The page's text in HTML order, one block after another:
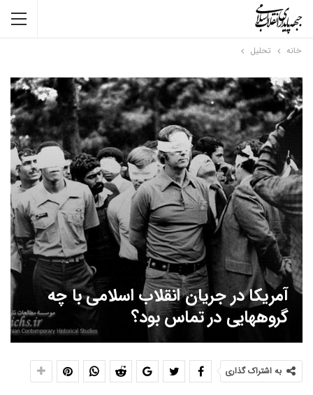
خانه تحلیل
آمریکا در جریان انقلاب اسلامی با چه
گروههایی در تماس بود؟
به اشتراک گذاری